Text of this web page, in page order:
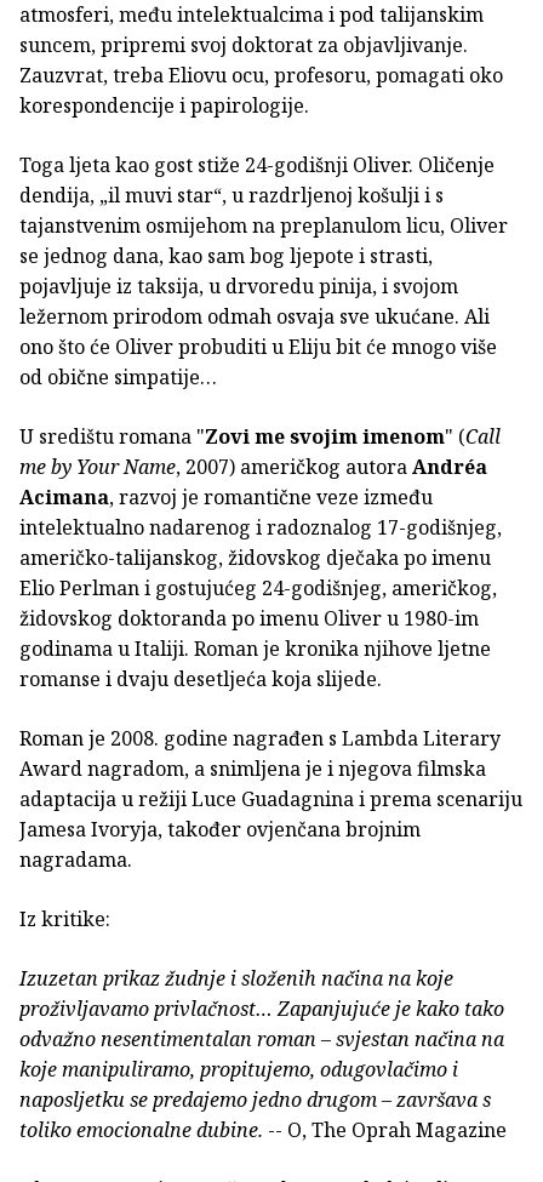
atmosferi, među intelektualcima i pod talijanskim
suncem, pripremi svoj doktorat za objavljivanje.
Zauzvrat, treba Eliovu ocu, profesoru, pomagati oko
korespondencije i papirologije.
Toga ljeta kao gost stiže 24-godišnji Oliver. Oličenje
dendija, „il muvi star“, u razdrljenoj košulji i s
tajanstvenim osmijehom na preplanulom licu, Oliver
se jednog dana, kao sam bog ljepote i strasti,
pojavljuje iz taksija, u drvoredu pinija, i svojom
ležernom prirodom odmah osvaja sve ukućane. Ali
ono što će Oliver probuditi u Eliju bit će mnogo više
od obične simpatije…
U središtu romana "Zovi me svojim imenom" (Call
me by Your Name, 2007) američkog autoraAndréa
Acimana, razvoj je romantične veze između
intelektualno nadarenog i radoznalog 17-godišnjeg,
američko-talijanskog, židovskog dječaka po imenu
Elio Perlman i gostujućeg 24-godišnjeg, američkog,
židovskog doktoranda po imenu Oliver u 1980-im
godinama u Italiji. Roman je kronika njihove ljetne
romanse i dvaju desetljeća koja slijede.
Roman je 2008. godine nagrađen s Lambda Literary
Award nagradom, a snimljena je i njegova filmska
adaptacija u režiji Luce Guadagnina i prema scenariju
Jamesa Ivoryja, također ovjenčana brojnim
nagradama.
Iz kritike:
Izuzetan prikaz žudnje i složenih načina na koje
proživljavamo privlačnost… Zapanjujuće je kako tako
odvažno nesentimentalan roman – svjestan načina na
koje manipuliramo, propitujemo, odugovlačimo i
naposljetku se predajemo jedno drugom – završava s
toliko emocionalne dubine. -- O, The Oprah Magazine